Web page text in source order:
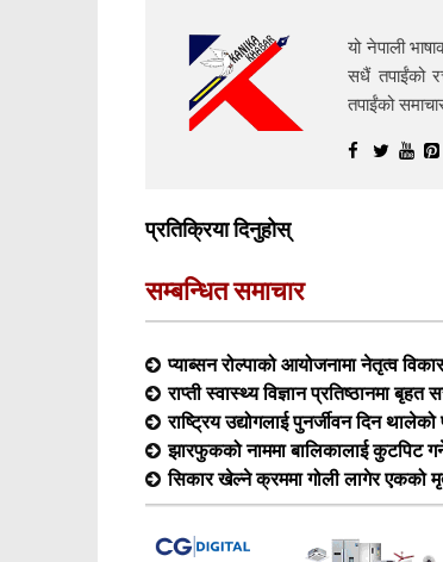
यो नेपाली
सधैं तपाईंको
तपाईंको
प्रतिक्रिया दिनुहोस्
सम्बन्धित समाचार
प्याब्सन रोल्पाको आयोजनामा नेतृत्व
राप्ती स्वास्थ्य विज्ञान प्रतिष्ठानमा बृहत
राष्ट्रिय उद्योगलाई पुनर्जीवन दिन
झारफुकको नाममा बालिकालाई कुटपिट
सिकार खेल्ने क्रममा गोली लागेर एकको